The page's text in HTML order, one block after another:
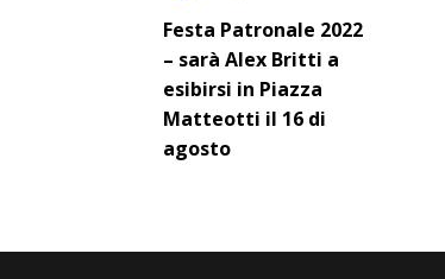
Festa Patronale 2022
– sarà Alex Britti a
esibirsi in Piazza
Matteotti il 16 di
agosto